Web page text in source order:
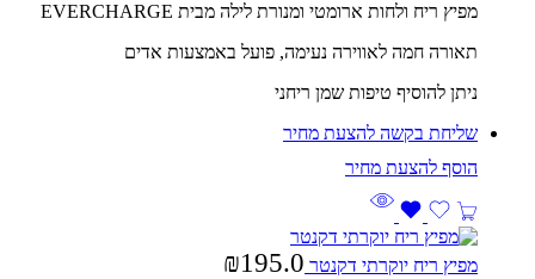
מפיץ ריח ולחות ארומטי ומנורת לילה מבית EVERCHARGE
תאורה חמה לאווירה נעימה, פועל באמצעות אדים
ניתן להוסיף טיפות שמן ריחני
שליחת בקשה להצעת מחיר
מפיץ ריח יוקרתי דקנטר ₪195.0